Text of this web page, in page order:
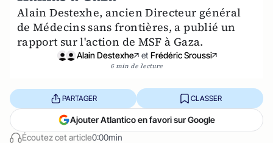
Alain Destexhe, ancien Directeur général
de Médecins sans frontières, a publié un
rapport sur l'action de MSF à Gaza.
Alain Destexhe et Frédéric Sroussi
6 min de lecture
Écoutez cet article0:00min
PARTAGER CLASSER
Ajouter Atlantico en favori sur Google